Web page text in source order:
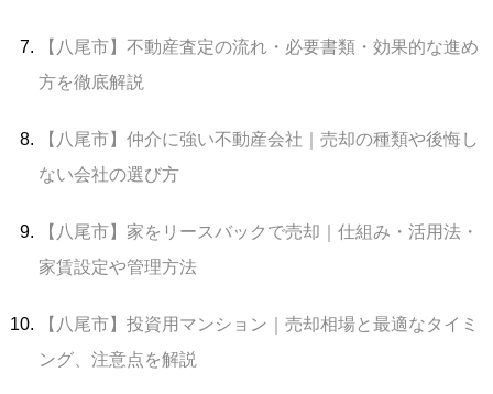
【八尾市】不動産査定の流れ・必要書類・効果的な進め
方を徹底解説
【八尾市】仲介に強い不動産会社｜売却の種類や後悔し
ない会社の選び方
【八尾市】家をリースバックで売却｜仕組み・活用法・
家賃設定や管理方法
【八尾市】投資用マンション｜売却相場と最適なタイミ
ング、注意点を解説